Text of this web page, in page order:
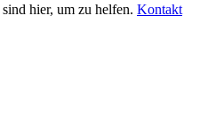
hier, um zu helfen. Kontakt